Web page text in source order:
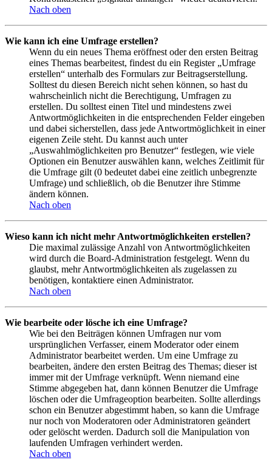
Nach oben
Wie kann ich eine Umfrage erstellen?
Wenn du ein neues Thema eröffnest oder den ersten Beitrag
eines Themas bearbeitest, findest du ein Register „Umfrage
erstellen“ unterhalb des Formulars zur Beitragserstellung.
Solltest du diesen Bereich nicht sehen können, so hast du
wahrscheinlich nicht die Berechtigung, Umfragen zu
erstellen. Du solltest einen Titel und mindestens zwei
Antwortmöglichkeiten in die entsprechenden Felder eingeben
und dabei sicherstellen, dass jede Antwortmöglichkeit in einer
eigenen Zeile steht. Du kannst auch unter
„Auswahlmöglichkeiten pro Benutzer“ festlegen, wie viele
Optionen ein Benutzer auswählen kann, welches Zeitlimit für
die Umfrage gilt (0 bedeutet dabei eine zeitlich unbegrenzte
Umfrage) und schließlich, ob die Benutzer ihre Stimme
ändern können.
Nach oben
Wieso kann ich nicht mehr Antwortmöglichkeiten erstellen?
Die maximal zulässige Anzahl von Antwortmöglichkeiten
wird durch die Board-Administration festgelegt. Wenn du
glaubst, mehr Antwortmöglichkeiten als zugelassen zu
benötigen, kontaktiere einen Administrator.
Nach oben
Wie bearbeite oder lösche ich eine Umfrage?
Wie bei den Beiträgen können Umfragen nur vom
ursprünglichen Verfasser, einem Moderator oder einem
Administrator bearbeitet werden. Um eine Umfrage zu
bearbeiten, ändere den ersten Beitrag des Themas; dieser ist
immer mit der Umfrage verknüpft. Wenn niemand eine
Stimme abgegeben hat, dann können Benutzer die Umfrage
löschen oder die Umfrageoption bearbeiten. Sollte allerdings
schon ein Benutzer abgestimmt haben, so kann die Umfrage
nur noch von Moderatoren oder Administratoren geändert
oder gelöscht werden. Dadurch soll die Manipulation von
laufenden Umfragen verhindert werden.
Nach oben